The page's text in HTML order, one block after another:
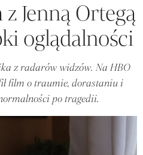
Jenną Ortegą
oglądalności
z radarów widzów. Na HBO
film o traumie, dorastaniu i
po tragedii.